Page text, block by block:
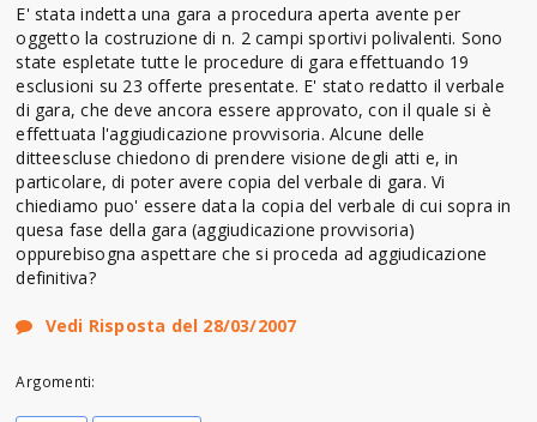
E' stata indetta una gara a procedura aperta avente per
oggetto la costruzione di n. 2 campi sportivi polivalenti. Sono
state espletate tutte le procedure di gara effettuando 19
esclusioni su 23 offerte presentate. E' stato redatto il verbale
di gara, che deve ancora essere approvato, con il quale si è
effettuata l'aggiudicazione provvisoria. Alcune delle
ditteescluse chiedono di prendere visione degli atti e, in
particolare, di poter avere copia del verbale di gara. Vi
chiediamo puo' essere data la copia del verbale di cui sopra in
quesa fase della gara (aggiudicazione provvisoria)
oppurebisogna aspettare che si proceda ad aggiudicazione
definitiva?
Vedi Risposta del 28/03/2007
Argomenti: